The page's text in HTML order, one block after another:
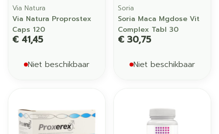
Via Natura
Via Natura Proprostex
Caps 120
€ 41,45
Niet beschikbaar
Soria
Soria Maca Mgdose Vit
Complex Tabl 30
€ 30,75
Niet beschikbaar